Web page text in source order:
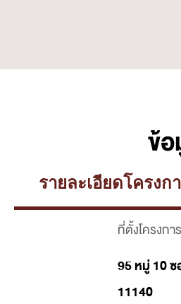
ข้
รายละเอียดโครงก
ที่ตั้งโครงการ
95 หมู่ 10
11140